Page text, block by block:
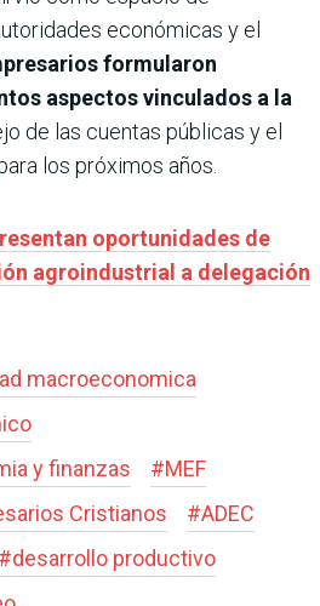
económicas y el
formularon
aspectos vinculados a la
de las cuentas públicas y el
los próximos años.
oportunidades de
agroindustrial a delegación
macroeconomica
y finanzas #MEF
Cristianos #ADEC
#desarrollo productivo